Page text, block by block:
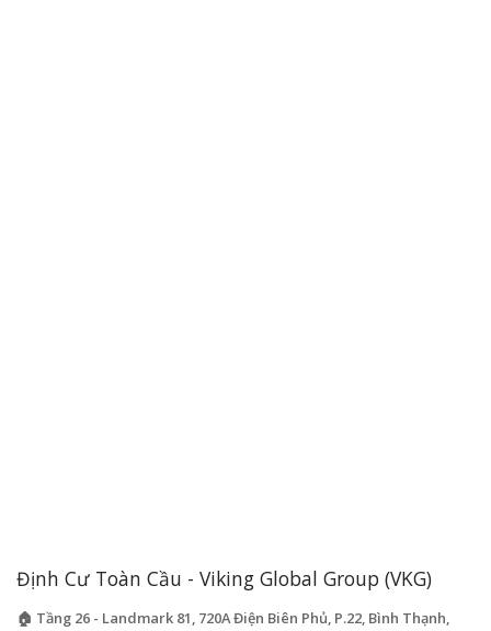
Định Cư Toàn Cầu - Viking Global Group (VKG)
🏠 Tầng 26 - Landmark 81, 720A Điện Biên Phủ, P.22, Bình Thạnh,